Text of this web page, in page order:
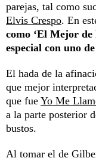
parejas, tal como
Elvis Crespo. En
como ‘El Mejor de
especial con uno
El hada de la
que mejor
que fue Yo Me
a la parte posterior
bustos.
Al tomar el de